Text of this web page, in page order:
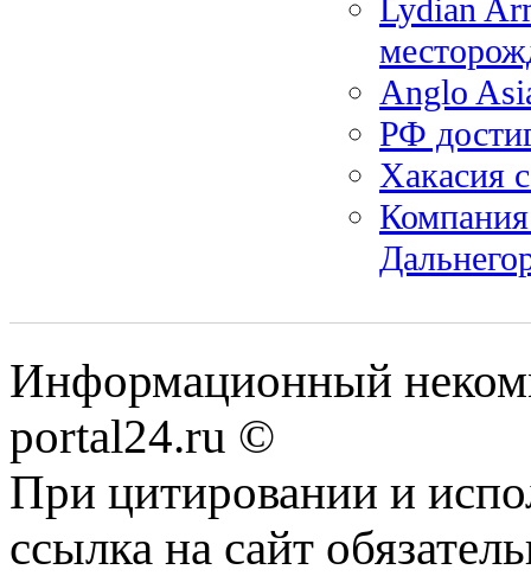
Lydian
Anglo
РФ
Хакасия
Информационный
portal24.ru ©
При цитировании и
ссылка на сайт